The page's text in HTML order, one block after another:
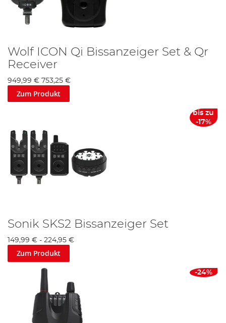
Wolf ICON Qi Bissanzeiger Set & Qr
Receiver
949,99 € 753,25 €
Zum Produkt
bis zu
-17%
Sonik SKS2 Bissanzeiger Set
149,99 € - 224,95 €
Zum Produkt
-24%